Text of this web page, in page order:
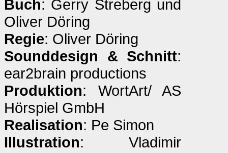
Buch: Gerry Streberg und
Oliver Döring
Regie: Oliver Döring
Sounddesign & Schnitt:
ear2brain productions
Produktion: WortArt/ AS
Hörspiel GmbH
Realisation: Pe Simon
Illustration: Vladimir